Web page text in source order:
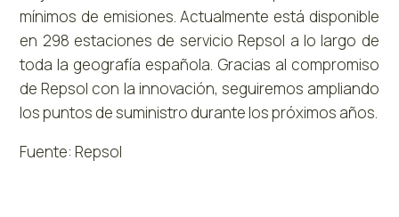
mínimos de emisiones. Actualmente está disponible
en 298 estaciones de servicio Repsol a lo largo de
toda la geografía española. Gracias al compromiso
de Repsol con la innovación, seguiremos ampliando
los puntos de suministro durante los próximos años.
Fuente: Repsol